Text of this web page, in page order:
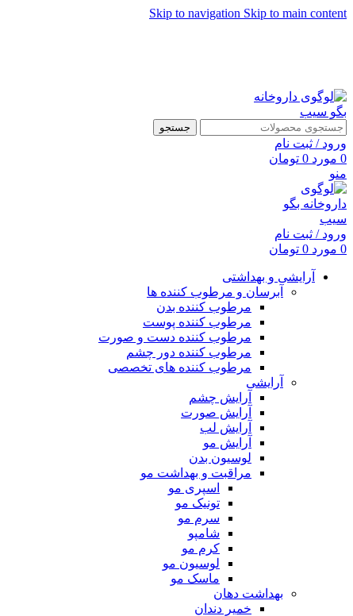
Skip to navigation Skip to main content
جستجو
ورود / ثبت نام
0 مورد 0 تومان
منو
ورود / ثبت نام
0 مورد 0 تومان
آرایشی و بهداشتی
آبرسان و مرطوب کننده ها
مرطوب کننده بدن
مرطوب کننده پوست
مرطوب کننده دست و صورت
مرطوب کننده دور چشم
مرطوب کننده های تخصصی
آرایشی
آرایش چشم
آرایش صورت
آرایش لب
آرایش مو
لوسیون بدن
مراقبت و بهداشت مو
اسپری مو
تونیک مو
سرم مو
شامپو
کرم مو
لوسیون مو
ماسک مو
بهداشت دهان
خمیر دندان